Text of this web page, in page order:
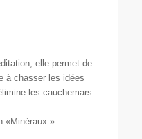
elle permet de
à chasser les idées
les cauchemars
«Minéraux »